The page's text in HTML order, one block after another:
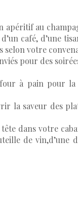
apéritif au
café, d’une
selon votre
pour des
à pain pour
la saveur des
dans votre
de